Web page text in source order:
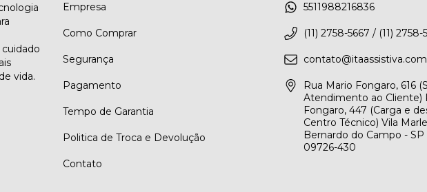
vida.
Empresa
Como Comprar
Segurança
Pagamento
Tempo de Garantia
Politica de Troca e Devolução
Contato
5511988216836
(11) 2758-5667 / (11) 2758-
Rua Mario Fongaro, 616
Atendimento ao Cliente)
Fongaro, 447 (Carga e
Centro Técnico) Vila
Bernardo do Campo - SP
09726-430